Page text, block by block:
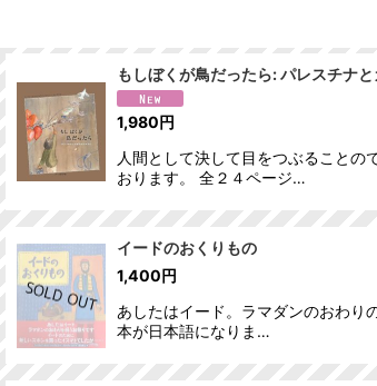
並び順:
もしぼくが鳥だったら: パレスチナ
1,980円
人間として決して目をつぶること
おります。 全２４ページ…
イードのおくりもの
1,400円
あしたはイード。ラマダンのおわり
本が日本語になりま…